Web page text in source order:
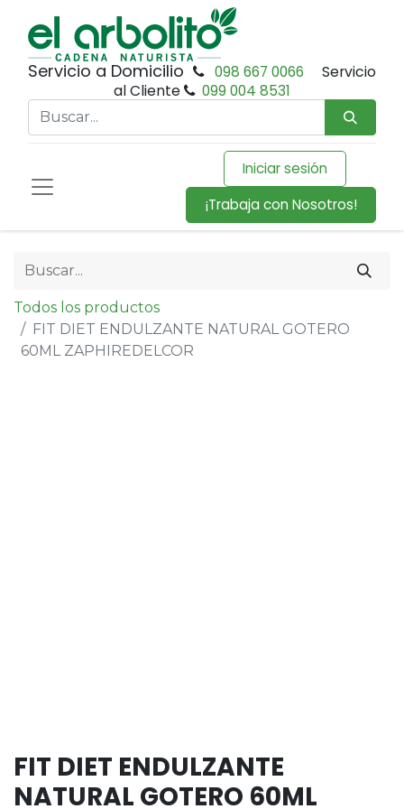
Servicio a Domicilio 098 667 0066
Servicio
al Cliente
099 004 8531
Iniciar sesión
¡Trabaja con Nosotros!
Todos los productos
FIT DIET ENDULZANTE NATURAL GOTERO
60ML ZAPHIREDELCOR
FIT DIET ENDULZANTE
NATURAL GOTERO 60ML